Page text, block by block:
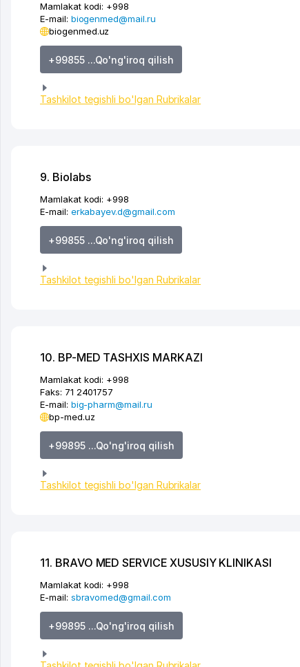
Mamlakat kodi: +998
E-mail: biogenmed@mail.ru
biogenmed.uz
+99855 ...Qo'ng'iroq qilish
Tashkilot tegishli bo'lgan Rubrikalar
9. Biolabs
Mamlakat kodi: +998
E-mail: erkabayev.d@gmail.com
+99855 ...Qo'ng'iroq qilish
Tashkilot tegishli bo'lgan Rubrikalar
10. BP-MED TASHXIS MARKAZI
Mamlakat kodi: +998
Faks: 71 2401757
E-mail: big-pharm@mail.ru
bp-med.uz
+99895 ...Qo'ng'iroq qilish
Tashkilot tegishli bo'lgan Rubrikalar
11. BRAVO MED SERVICE XUSUSIY KLINIKASI
Mamlakat kodi: +998
E-mail: sbravomed@gmail.com
+99895 ...Qo'ng'iroq qilish